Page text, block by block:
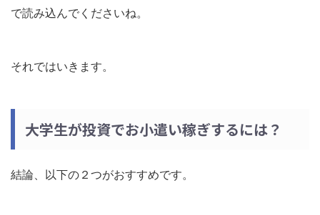
で読み込んでくださいね。
それではいきます。
大学生が投資でお小遣い稼ぎするには？
結論、以下の２つがおすすめです。